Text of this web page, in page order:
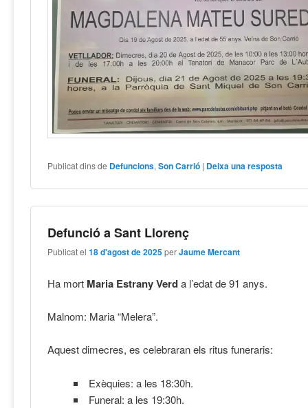
Publicat dins de Defuncions,Son Carrió | Deixa una resposta
Defunció a Sant Llorenç
Publicat el18 d'agost de 2025 perJaume Mercant
Ha mort Maria Estrany Verda l’edat de 91 anys.
Malnom: Maria “Melera”.
Aquest dimecres, es celebraran els ritus funeraris:
Exèquies: a les 18:30h.
Funeral: a les 19:30h.